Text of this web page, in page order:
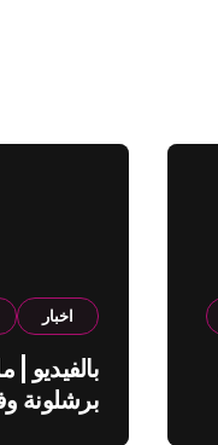
اخبار
بالفيديو